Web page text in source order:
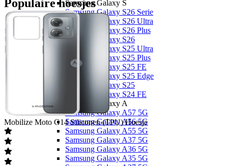
Samsung Galaxy S
Samsung Galaxy S26 Serie
Samsung Galaxy S26 Ultra
Samsung Galaxy S26 Plus
Samsung Galaxy S26
Samsung Galaxy S25 Ultra
Samsung Galaxy S25 Plus
Samsung Galaxy S25 FE
Samsung Galaxy S25 Edge
Samsung Galaxy S25
Samsung Galaxy S24 FE
Samsung Galaxy A
Samsung Galaxy A57 5G
Samsung Galaxy A56 5G
Samsung Galaxy A55 5G
Samsung Galaxy A37 5G
Samsung Galaxy A36 5G
Samsung Galaxy A35 5G
Populaire hoesjes
Mobilize Moto G14 Siliconen (TPU) Hoesje